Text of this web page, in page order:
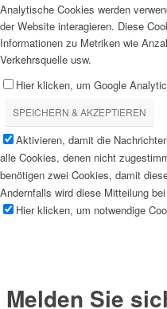
Analytische Cookies werden
der Website interagieren. Diese
Informationen zu Metriken wie
Verkehrsquelle usw.
Hier klicken, um Google
SPEICHERN & AKZEPTIEREN
Aktivieren, damit die
alle Cookies, denen nicht
benötigen zwei Cookies, damit
Andernfalls wird diese Mitteilung
Hier klicken, um notwendige
Melden Sie